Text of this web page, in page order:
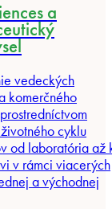
a
vedeckých
komerčného
cyklu
od laboratória až
v rámci viacerých
a východnej